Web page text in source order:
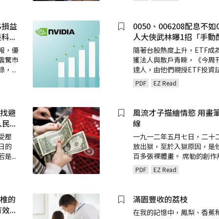
益
...
，優
驚市
， ...
0050、006208配息不
人大俠武林曝1招「手動
隨著台股熱度上升，ETF成
獲法人與散戶青睞，《今周
達人，由他們親授ETF投資
PDF EZ Read
避
...
壓
的
是...
風流才子描繪情慾 用畫
線
一九一二年五月七日，二十
放出獄，至於入獄原因，是
百多張裸體畫。 席勒的創
PDF EZ Read
的
...
滿園豐收的荔枝
在我的記憶中，鳳梨、香蕉